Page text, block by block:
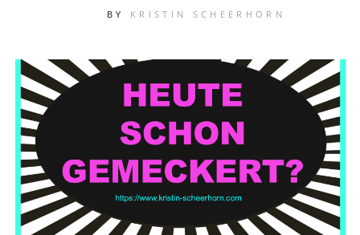
BY KRISTIN SCHEERHORN